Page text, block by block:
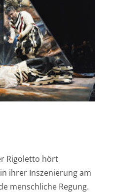
Rigoletto hört
ihrer Inszenierung am
menschliche Regung.